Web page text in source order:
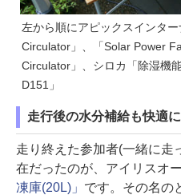
左から順にアピックスインタ
Circulator」、「Solar Power
Circulator」、シロカ「除湿機
D151」
走行後の水分補給も快適に
走り終えた参加者(一緒に走
在だったのが、アイリスオ
凍庫(20L)」 です。その名の